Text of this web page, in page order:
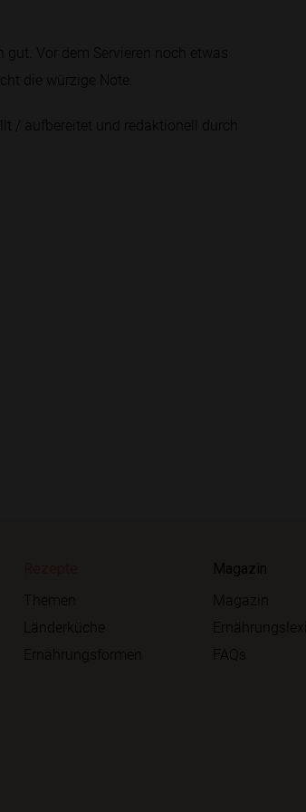
Vor dem Servieren noch etwas
die würzige Note.
/ aufbereitet und redaktionell durch
Themen
Länderküche
Ernährungsformen
Magazin
Magazin
FAQs